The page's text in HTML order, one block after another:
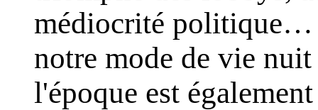
médiocrité politique…
notre mode de vie
l'époque est